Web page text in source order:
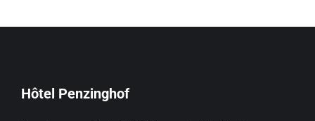
Hôtel Penzinghof